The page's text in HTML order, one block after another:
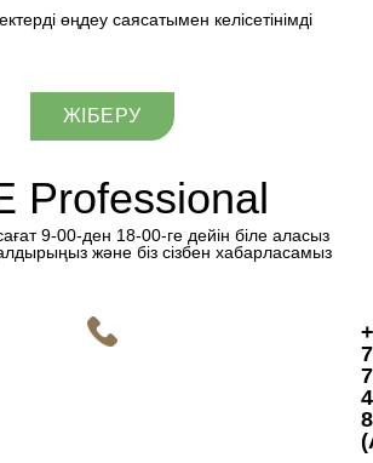
Professional
9-00-ден 18-00-ге дейін біле аласыз
және біз сізбен хабарласамыз
өңдеу саясатымен келісетінімді
ЖІБЕРУ